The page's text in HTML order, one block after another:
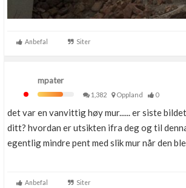
Anbefal Siter
mpater
1,382
Oppland 0
det var en vanvittig høy mur...... er siste
ditt? hvordan er utsikten ifra deg og til
egentlig mindre pent med slik mur når den
Anbefal Siter